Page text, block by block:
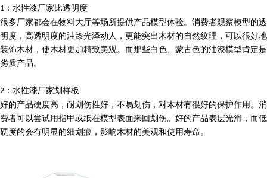
1 ：水性漆厂家比透明度
很多厂家都会在物料大厅等场所提供产品模型体验。消费者观察模型的透
明度，高透明度的油漆光泽动人，更能突出木材的自然纹理，可以很好地
装饰木材，使木材更加精致美观。而那些白色、蒙古色的油漆模型肯定是
劣质产品。
2 ：水性漆厂家划样板
好的产品硬度高，耐划伤性好，不易划伤，对木材有很好的保护作用。消
费者可以尝试用指甲或纸在模型表面来回划伤。好的产品表层光滑，而低
硬度的会有明显的细划痕，影响木材的美观和使用寿命。